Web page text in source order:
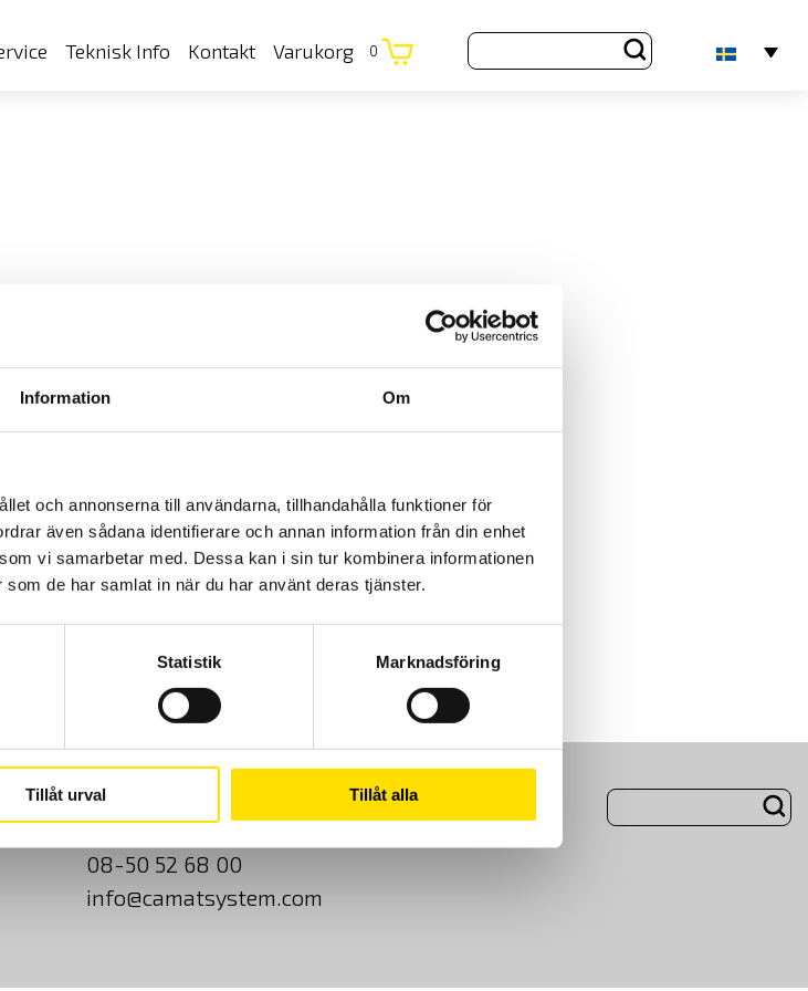
Information Om
och annonserna till användarna, tillhandahålla funktioner för
även sådana identifierare och annan information från din enhet
vi samarbetar med. Dessa kan i sin tur kombinera informationen
de har samlat in när du har använt deras tjänster.
Statistik Marknadsföring
Tillåt urval Tillåt alla
Teknisk Info Kontakt Varukorg 0
Om Oss
08-50 52 68 00
info@camatsystem.com